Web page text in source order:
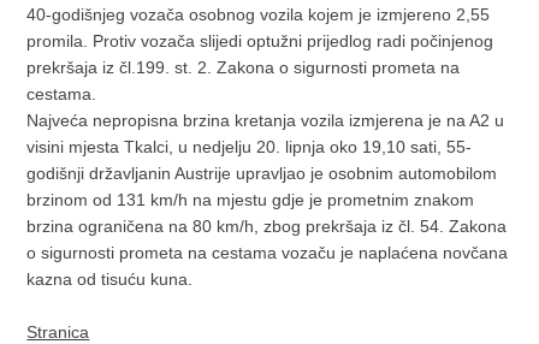
40-godišnjeg vozača osobnog vozila kojem je izmjereno 2,55
promila. Protiv vozača slijedi optužni prijedlog radi počinjenog
prekršaja iz čl.199. st. 2. Zakona o sigurnosti prometa na
cestama.
Najveća nepropisna brzina kretanja vozila izmjerena je na A2 u
visini mjesta Tkalci, u nedjelju 20. lipnja oko 19,10 sati, 55-
godišnji državljanin Austrije upravljao je osobnim automobilom
brzinom od 131 km/h na mjestu gdje je prometnim znakom
brzina ograničena na 80 km/h, zbog prekršaja iz čl. 54. Zakona
o sigurnosti prometa na cestama vozaču je naplaćena novčana
kazna od tisuću kuna.
Stranica